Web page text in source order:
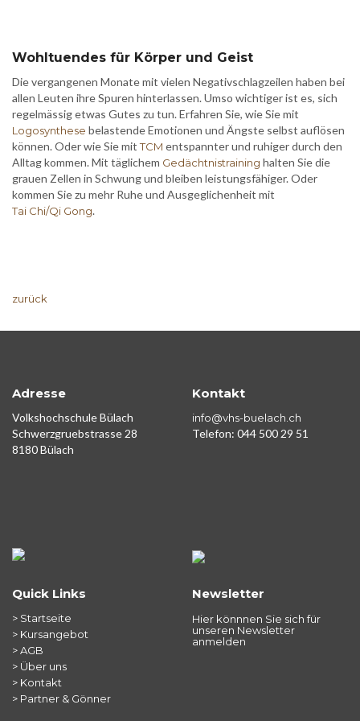
Wohltuendes für Körper und Geist
Die vergangenen Monate mit vielen Negativschlagzeilen haben bei
allen Leuten ihre Spuren hinterlassen. Umso wichtiger ist es, sich
regelmässig etwas Gutes zu tun. Erfahren Sie, wie Sie mit
Logosynthese belastende Emotionen und Ängste selbst auflösen
können. Oder wie Sie mitTCM entspannter und ruhiger durch den
Alltag kommen. Mit täglichem Gedächtnistraining halten Sie die
grauen Zellen in Schwung und bleiben leistungsfähiger. Oder
kommen Sie zu mehr Ruhe und Ausgeglichenheit mit
Tai Chi/Qi Gong.
zurück
Adresse
Volkshochschule Bülach
Schwerzgruebstrasse 28
8180 Bülach
Kontakt
info@vhs-buelach.ch
Telefon: 044 500 29 51
Quick Links
> Startseite
> Kursangebot
> AGB
> Über uns
> Kontakt
> Partner & Gönner
Newsletter
Hier könnnen Sie sich für
unseren Newsletter
anmelden